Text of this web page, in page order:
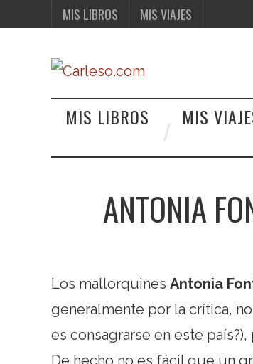
MIS LIBROS MIS VIAJES
MIS LIBROS MIS
ANTONIA
Los mallorquines Antonia
generalmente por la crítica,
es consagrarse en este
De hecho no es fácil que un